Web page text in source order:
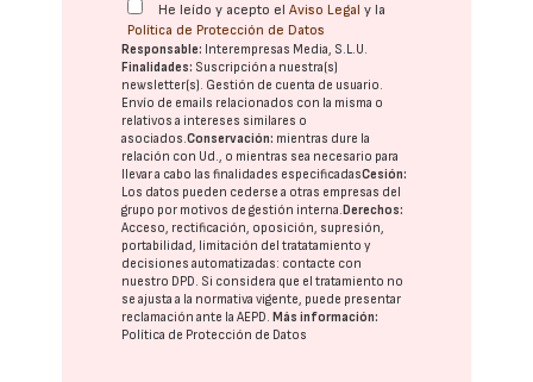
He leído y acepto elAviso Legal y la
Política de Protección de Datos
Responsable: Interempresas Media, S.L.U.
Finalidades: Suscripción a nuestra(s)
newsletter(s). Gestión de cuenta de usuario.
Envío de emails relacionados con la misma o
relativos a intereses similares o
asociados.Conservación: mientras dure la
relación con Ud., o mientras sea necesario para
llevar a cabo las finalidades especificadasCesión:
Los datos pueden cederse a otras empresas del
grupo por motivos de gestión interna. Derechos:
Acceso, rectificación, oposición, supresión,
portabilidad, limitación del tratatamiento y
decisiones automatizadas: contacte con
nuestro DPD. Si considera que el tratamiento no
se ajusta a la normativa vigente, puede presentar
reclamación ante laAEPD. Más información:
Política de Protección de Datos